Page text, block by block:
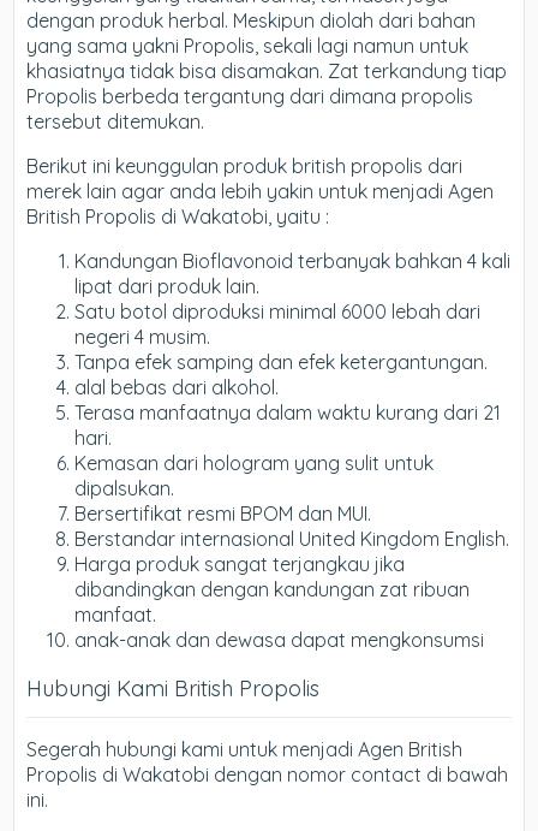
dengan produk herbal. Meskipun diolah dari bahan
yang sama yakni Propolis, sekali lagi namun untuk
khasiatnya tidak bisa disamakan. Zat terkandung tiap
Propolis berbeda tergantung dari dimana propolis
tersebut ditemukan.
Berikut ini keunggulan produk british propolis dari
merek lain agar anda lebih yakin untuk menjadi Agen
British Propolis di Wakatobi, yaitu :
Kandungan Bioflavonoid terbanyak bahkan 4 kali
lipat dari produk lain.
Satu botol diproduksi minimal 6000 lebah dari
negeri 4 musim.
Tanpa efek samping dan efek ketergantungan.
alal bebas dari alkohol.
Terasa manfaatnya dalam waktu kurang dari 21
hari.
Kemasan dari hologram yang sulit untuk
dipalsukan.
Bersertifikat resmi BPOM dan MUI.
Berstandar internasional United Kingdom English.
Harga produk sangat terjangkau jika
dibandingkan dengan kandungan zat ribuan
manfaat.
anak-anak dan dewasa dapat mengkonsumsi
Hubungi Kami British Propolis
Segerah hubungi kami untuk menjadi Agen British
Propolis di Wakatobi dengan nomor contact di bawah
ini.